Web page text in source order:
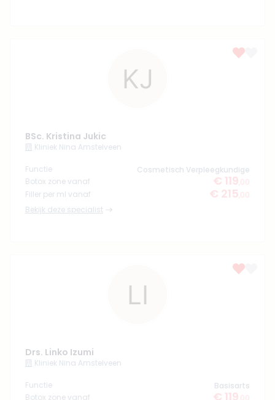
BSc. Kristina Jukic
Kliniek Nina Amstelveen
Functie
Cosmetisch Verpleegkundige
Botox zone vanaf
€ 119 ,00
Filler per ml vanaf
€ 215 ,00
Bekijk deze specialist
Drs. Linko Izumi
Kliniek Nina Amstelveen
Functie
Basisarts
Botox zone vanaf
€ 119 ,00